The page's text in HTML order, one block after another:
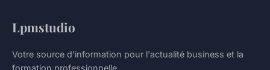
Lpmstudio
Votre source d'information pour l'actualité business et la
formation professionnelle